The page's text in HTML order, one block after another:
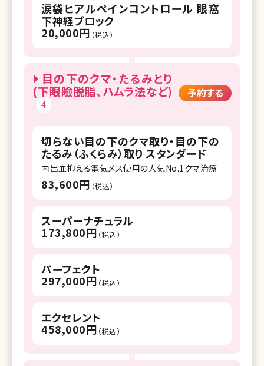
涙袋ヒアルペインコントロール 眼窩
下神経ブロック
20,000円 （税込）
目の下のクマ・たるみとり
(下眼瞼脱脂、ハムラ法など)
4
予約する
切らない目の下のクマ取り・目の下の
たるみ（ふくらみ）取り スタンダード
内出血抑える電気メス使用の人気No.1クマ治療
83,600円 （税込）
スーパーナチュラル
173,800円 （税込）
パーフェクト
297,000円 （税込）
エクセレント
458,000円 （税込）